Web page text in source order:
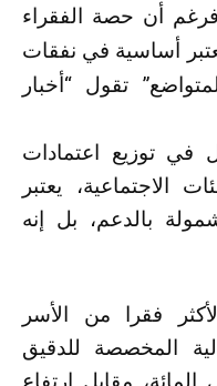
أن حصة الفقراء
أساسية في نفقات
تقول “أخبار
في توزيع اعتمادات
يعتبر
بالدعم، بل إنه
فقرا من الأسر
المخصصة للدقيق
ينخفض إلى 12.4 في المائة، مقابل ارتفاع